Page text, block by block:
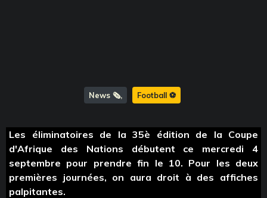
News 🗞️ Football ⚽️
Les éliminatoires de la 35è édition de la Coupe
d'Afrique des Nations débutent ce mercredi 4
septembre pour prendre fin le 10. Pour les deux
premières journées, on aura droit à des affiches
palpitantes.